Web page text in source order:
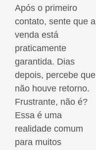
Após o primeiro
contato, sente que a
venda está
praticamente
garantida. Dias
depois, percebe que
não houve retorno.
Frustrante, não é?
Essa é uma
realidade comum
para muitos